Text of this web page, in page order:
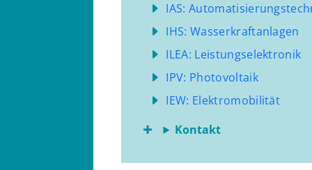
IAS:
IHS: Wasserkraftanlagen
ILEA: Leistungselektronik
IPV: Photovoltaik
IEW: Elektromobilität
Kontakt